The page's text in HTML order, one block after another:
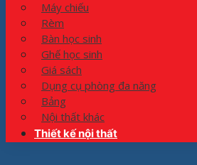
Máy chiếu
Rèm
Bàn học sinh
Ghế học sinh
Giá sách
Dụng cụ phòng đa năng
Bảng
Nội thất khác
Thiết kế nội thất